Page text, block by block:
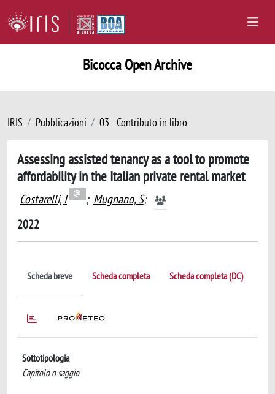
Bicocca Open Archive
IRIS Pubblicazioni 03 - Contributo in libro
Assessing assisted tenancy as a tool to promote
affordability in the Italian private rental market
Costarelli, I ; Mugnano, S;
2022
Scheda breve Scheda completa Scheda completa (DC)
Sottotipologia
Capitolo o saggio